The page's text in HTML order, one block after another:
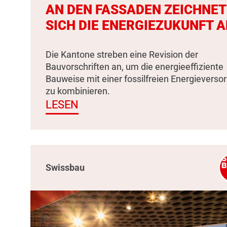
AN DEN FASSADEN ZEICHNET
SICH DIE ENERGIEZUKUNFT
Die Kantone streben eine Revision der
Bauvorschriften an, um die energieeffiziente
Bauweise mit einer fossilfreien
zu kombinieren.
LESEN
Swissbau